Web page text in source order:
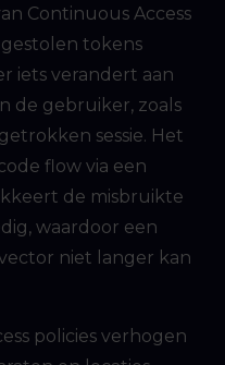
Continuous Access
tokens
iets verandert aan
de gebruiker, zoals
sessie. Het
flow via een
de misbruikte
waardoor een
niet langer kan
policies verhogen